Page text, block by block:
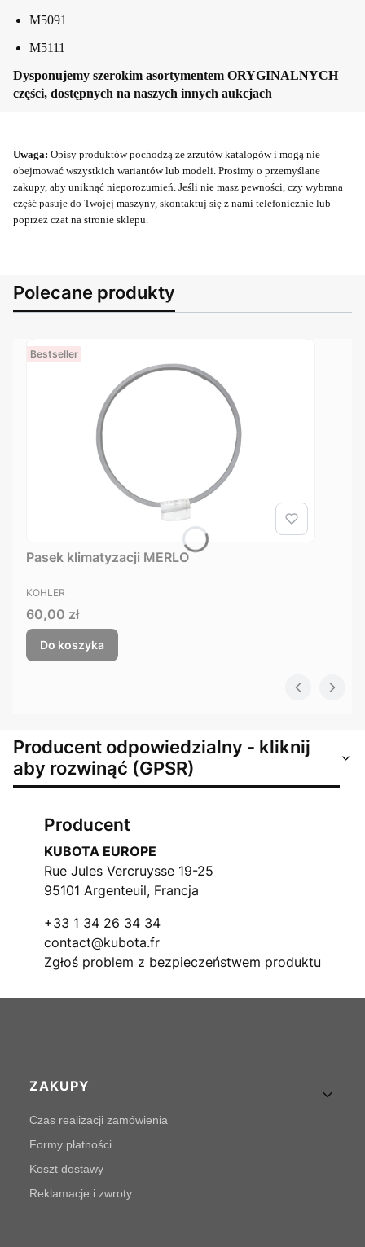
M5091
M5111
Dysponujemy szerokim asortymentem ORYGINALNYCH
części, dostępnych na naszych innych aukcjach
Uwaga: Opisy produktów pochodzą ze zrzutów katalogów i mogą nie
obejmować wszystkich wariantów lub modeli. Prosimy o przemyślane
zakupy, aby uniknąć nieporozumień. Jeśli nie masz pewności, czy wybrana
część pasuje do Twojej maszyny, skontaktuj się z nami telefonicznie lub
poprzez czat na stronie sklepu.
Polecane produkty
Bestseller
Pasek klimatyzacji MERLO
PRODUCENT
KOHLER
Cena
60,00 zł
Do koszyka
Producent odpowiedzialny - kliknij
aby rozwinąć (GPSR)
Producent
KUBOTA EUROPE
Rue Jules Vercruysse 19-25
95101 Argenteuil, Francja
+33 1 34 26 34 34
contact@kubota.fr
Zgłoś problem z bezpieczeństwem produktu
Linki w stopce
ZAKUPY
Czas realizacji zamówienia
Formy płatności
Koszt dostawy
Reklamacje i zwroty